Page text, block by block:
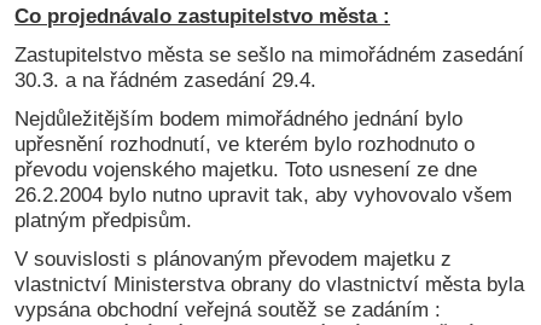
Co projednávalo zastupitelstvo města :
Zastupitelstvo města se sešlo na mimořádném zasedání
30.3. a na řádném zasedání 29.4.
Nejdůležitějším bodem mimořádného jednání bylo
upřesnění rozhodnutí, ve kterém bylo rozhodnuto o
převodu vojenského majetku. Toto usnesení ze dne
26.2.2004 bylo nutno upravit tak, aby vyhovovalo všem
platným předpisům.
V souvislosti s plánovaným převodem majetku z
vlastnictví Ministerstva obrany do vlastnictví města byla
vypsána obchodní veřejná soutěž se zadáním :